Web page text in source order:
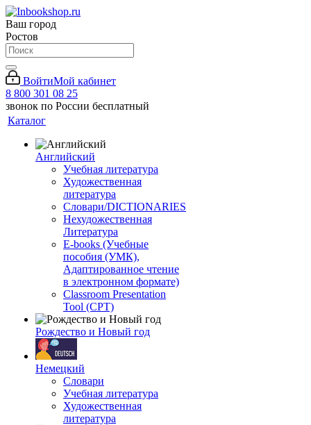
Ваш город
Ростов
ВойтиМой кабинет
8 800 301 08 25
звонок по России бесплатный
Каталог
Английский
Учебная литература
Художественная
литература
Словари/DICTIONARIES
Нехудожественная
Литература
E-books (Учебные
пособия (УМК),
Адаптированное чтение
в электронном формате)
Classroom Presentation
Tool (CPT)
Рождество и Новый год
Немецкий
Словари
Учебная литература
Художественная
литература